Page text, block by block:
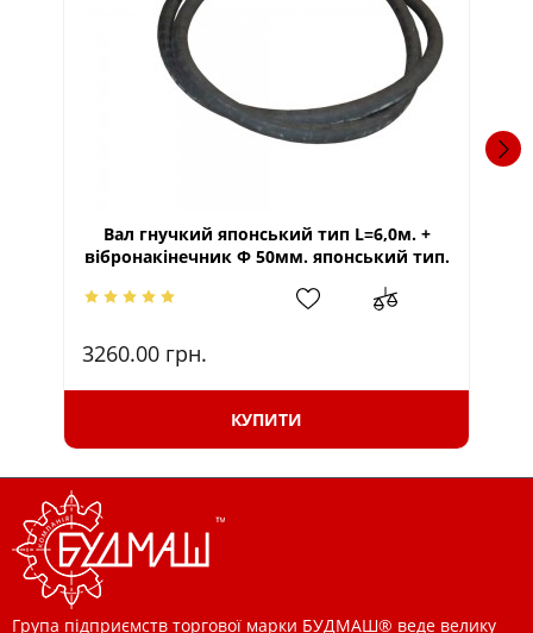
Вал гнучкий японський тип L=6,0м. +
вібронакінечник Ф 50мм. японський тип.
3260.00 грн.
КУПИТИ
Група підприємств торгової марки БУДМАШ® веде велику